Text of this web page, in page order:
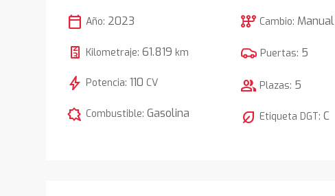
calendar_today Año: 2023
Kilometraje:61.819 km
bolt Potencia:110 CV
comic_bubble Combustible:Gasolina
auto_transmission Cambio: Manual
Puertas: 5
group Plazas: 5
nest_eco_leaf Etiqueta DGT:C